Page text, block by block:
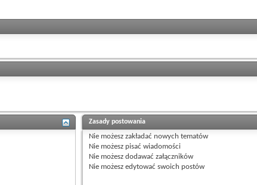
Zasady postowania
Nie możeszzakładać nowych tematów
Nie możeszpisać wiadomości
Nie możeszdodawać załączników
Nie możeszedytować swoich postów